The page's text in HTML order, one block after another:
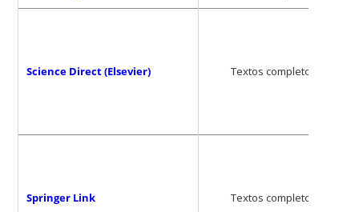
Science Direct (Elsevier) Textos completos
Springer Link Textos completos